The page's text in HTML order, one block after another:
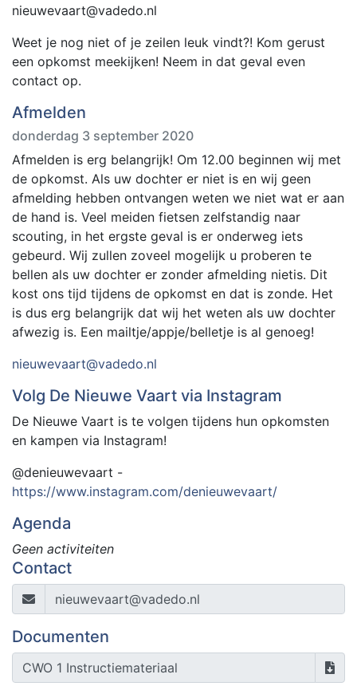
nieuwevaart@vadedo.nl
Weet je nog niet of je zeilen leuk vindt?! Kom gerust
een opkomst meekijken! Neem in dat geval even
contact op.
Afmelden
donderdag 3 september 2020
Afmelden is erg belangrijk! Om 12.00 beginnen wij met
de opkomst. Als uw dochter er niet is en wij geen
afmelding hebben ontvangen weten we niet wat er aan
de hand is. Veel meiden fietsen zelfstandig naar
scouting, in het ergste geval is er onderweg iets
gebeurd. Wij zullen zoveel mogelijk u proberen te
bellen als uw dochter er zonder afmelding nietis. Dit
kost ons tijd tijdens de opkomst en dat is zonde. Het
is dus erg belangrijk dat wij het weten als uw dochter
afwezig is. Een mailtje/appje/belletje is al genoeg!
nieuwevaart@vadedo.nl
Volg De Nieuwe Vaart via Instagram
De Nieuwe Vaart is te volgen tijdens hun opkomsten
en kampen via Instagram!
@denieuwevaart -
https://www.instagram.com/denieuwevaart/
Agenda
Geen activiteiten
Contact
nieuwevaart@vadedo.nl
Documenten
CWO 1 Instructiemateriaal